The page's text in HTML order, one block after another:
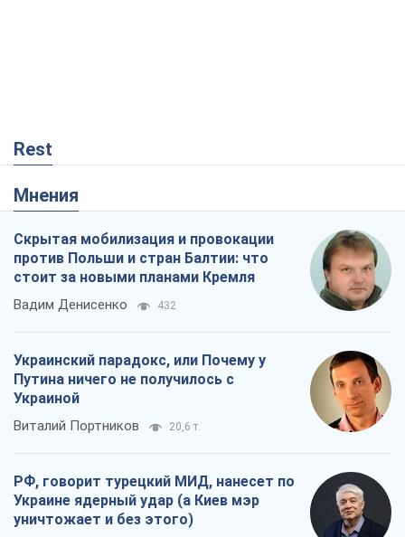
Rest
Мнения
Скрытая мобилизация и провокации
против Польши и стран Балтии: что
стоит за новыми планами Кремля
Вадим Денисенко 432
Украинский парадокс, или Почему у
Путина ничего не получилось с
Украиной
Виталий Портников 20,6 т.
РФ, говорит турецкий МИД, нанесет по
Украине ядерный удар (а Киев мэр
уничтожает и без этого)